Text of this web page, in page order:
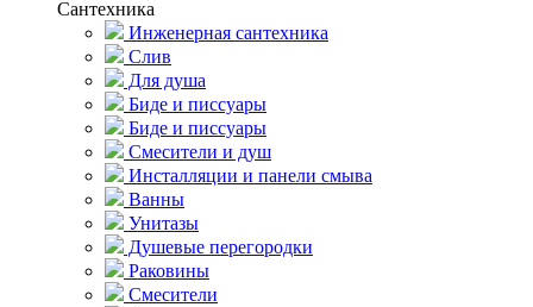
Сантехника
Инженерная сантехника
Слив
Для душа
Биде и писсуары
Биде и писсуары
Смесители и душ
Инсталляции и панели смыва
Ванны
Унитазы
Душевые перегородки
Раковины
Смесители